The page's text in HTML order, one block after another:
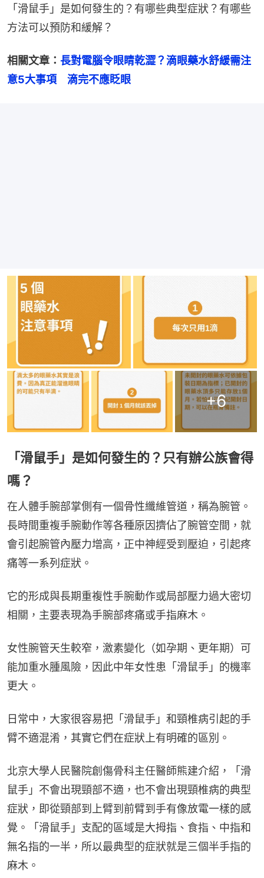
「滑鼠手」是如何發生的？有哪些典型症狀？有哪些
方法可以預防和緩解？
相關文章： 長對電腦令眼睛乾澀？滴眼藥水舒緩需注
意5大事項　滴完不應眨眼
+6
「滑鼠手」是如何發生的？只有辦公族會得
嗎？
在人體手腕部掌側有一個骨性纖維管道，稱為腕管。
長時間重複手腕動作等各種原因擠佔了腕管空間，就
會引起腕管內壓力增高，正中神經受到壓迫，引起疼
痛等一系列症狀。
它的形成與長期重複性手腕動作或局部壓力過大密切
相關，主要表現為手腕部疼痛或手指麻木。
女性腕管天生較窄，激素變化（如孕期、更年期）可
能加重水腫風險，因此中年女性患「滑鼠手」的機率
更大。
日常中，大家很容易把「滑鼠手」和頸椎病引起的手
臂不適混淆，其實它們在症狀上有明確的區別。
北京大學人民醫院創傷骨科主任醫師熊建介紹，「滑
鼠手」不會出現頸部不適，也不會出現頸椎病的典型
症狀，即從頸部到上臂到前臂到手有像放電一樣的感
覺。「滑鼠手」支配的區域是大拇指、食指、中指和
無名指的一半，所以最典型的症狀就是三個半手指的
麻木。